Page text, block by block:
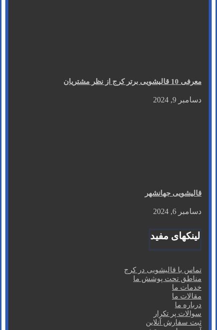
معرفی 10 قالیشویی برتر کرج از نظر مشتریان
دسامبر 9, 2024
قالیشویی جهانشهر
دسامبر 6, 2024
لینکهای مفید
تماس با قالیشویی در کرج
مناطق تحت پوشش ما
خدمات ما
مقالات ما
درباره ما
سوالات پر تکرار
ثبت سفارش آنلاین